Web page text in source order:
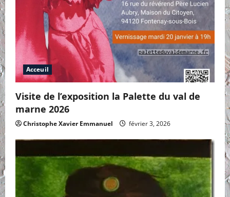
Acceuil
Visite de l’exposition la Palette du val de
marne 2026
Christophe Xavier Emmanuel février 3, 2026